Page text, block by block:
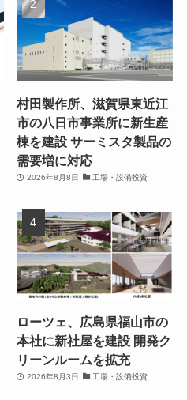
村田製作所、滋賀県東近江
市の八日市事業所に新生産
棟を建設 サーミスタ製品の
需要増に対応
2026年8月8日 工場・設備投資
ローツェ、広島県福山市の
本社に新社屋を建設 開発ク
リーンルームを拡充
2026年8月3日 工場・設備投資